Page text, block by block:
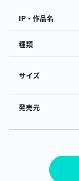
IP・作品名
種類
サイズ
発売元